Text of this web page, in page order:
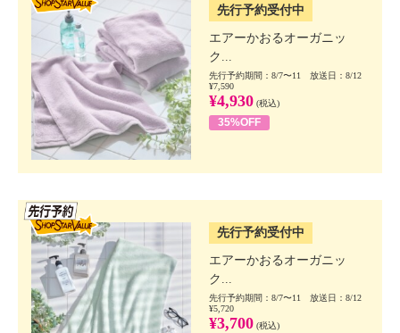
先行予約受付中
エアーかおるオーガニッ
ク...
先行予約期間：8/7〜11 放送日：8/12
¥7,590
¥4,930 (税込)
35%OFF
先行予約受付中
エアーかおるオーガニッ
ク...
先行予約期間：8/7〜11 放送日：8/12
¥5,720
¥3,700 (税込)